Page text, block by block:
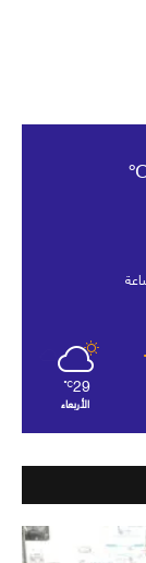
℃
29
℃
الأربعاء